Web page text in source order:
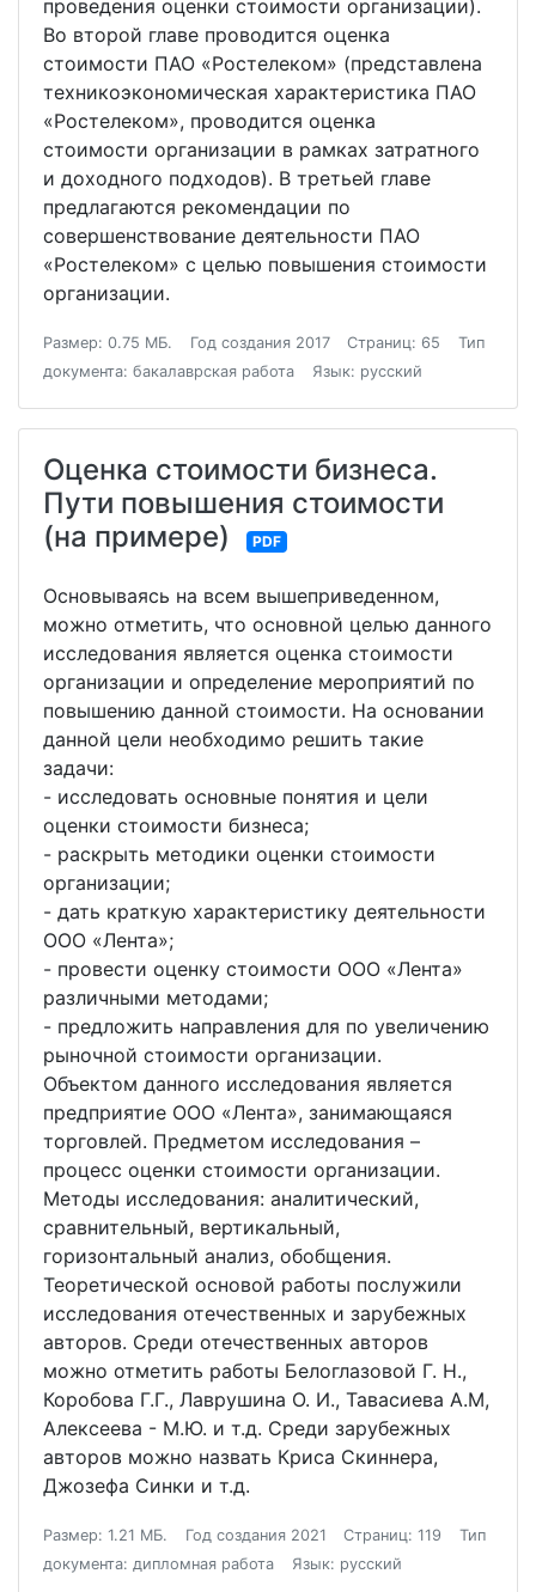
проведения оценки стоимости организации).
Во второй главе проводится оценка
стоимости ПАО «Ростелеком» (представлена
техникоэкономическая характеристика ПАО
«Ростелеком», проводится оценка
стоимости организации в рамках затратного
и доходного подходов). В третьей главе
предлагаются рекомендации по
совершенствование деятельности ПАО
«Ростелеком» с целью повышения стоимости
организации.
Размер: 0.75 МБ. Год создания 2017 Страниц: 65
Тип
документа: бакалаврская работа
Язык: русский
Оценка стоимости бизнеса.
Пути повышения стоимости
(на примере)
PDF
Основываясь на всем вышеприведенном,
можно отметить, что основной целью данного
исследования является оценка стоимости
организации и определение мероприятий по
повышению данной стоимости. На основании
данной цели необходимо решить такие
задачи:
- исследовать основные понятия и цели
оценки стоимости бизнеса;
- раскрыть методики оценки стоимости
организации;
- дать краткую характеристику деятельности
ООО «Лента»;
- провести оценку стоимости ООО «Лента»
различными методами;
- предложить направления для по увеличению
рыночной стоимости организации.
Объектом данного исследования является
предприятие ООО «Лента», занимающаяся
торговлей. Предметом исследования –
процесс оценки стоимости организации.
Методы исследования: аналитический,
сравнительный, вертикальный,
горизонтальный анализ, обобщения.
Теоретической основой работы послужили
исследования отечественных и зарубежных
авторов. Среди отечественных авторов
можно отметить работы Белоглазовой Г. Н.,
Коробова Г.Г., Лаврушина О. И., Тавасиева А.М,
Алексеева - М.Ю. и т.д. Среди зарубежных
авторов можно назвать Криса Скиннера,
Джозефа Синки и т.д.
Размер: 1.21 МБ. Год создания 2021 Страниц: 119
Тип
документа: дипломная работа
Язык: русский